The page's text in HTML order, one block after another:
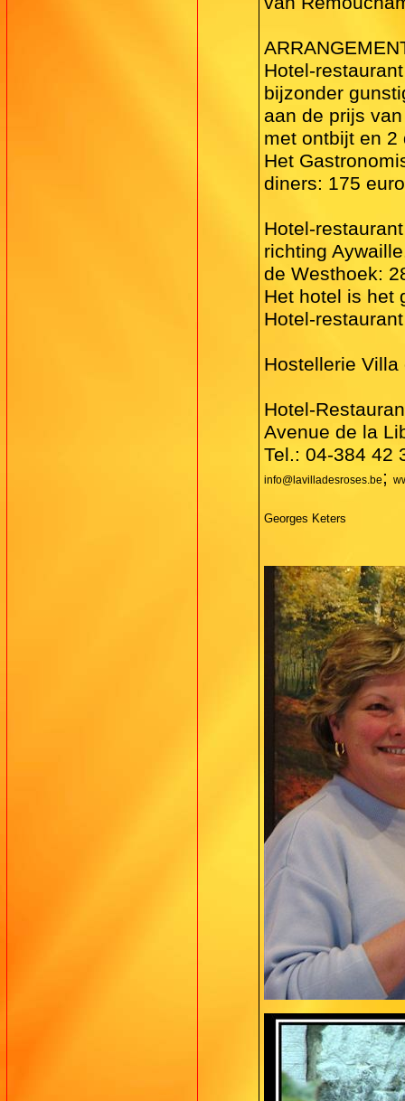
Hotel-
bijzonder
aan de prijs
met ontbijt en 2
Het
diners: 175
Hotel-
richting
de Westhoek:
Het hotel is het
Hotel-
Hostellerie
Hotel-
Avenue de la
Tel.: 04-384 42
info@lavilladesroses.be;
Georges Keters